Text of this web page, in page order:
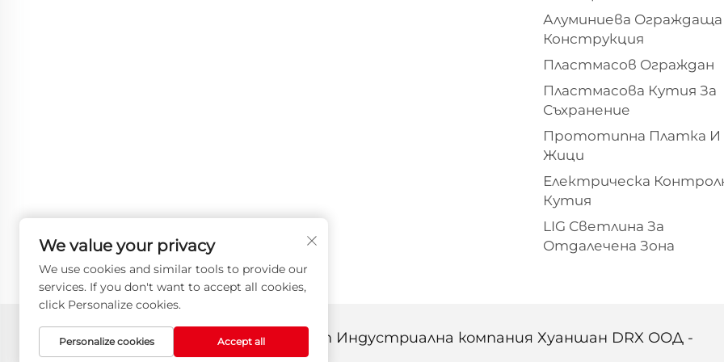
Алуминиева Ограждаща
Конструкция
Пластмасов Ограждан
Пластмасова Кутия За
Съхранение
Прототипна Платка И
Жици
Електрическа
Кутия
LIG Светлина За
Отдалечена Зона
Всички права запазени © 2025 от Индустриална компания Хуаншан DRX ООД -
Политика за поверителност
We value your privacy
We use cookies and similar tools to provide our
services. If you don't want to accept all cookies,
click Personalize cookies.
Personalize cookies Accept all